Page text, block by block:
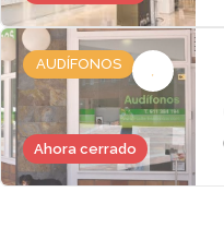
Ahora cerrado
AUDÍFONOS